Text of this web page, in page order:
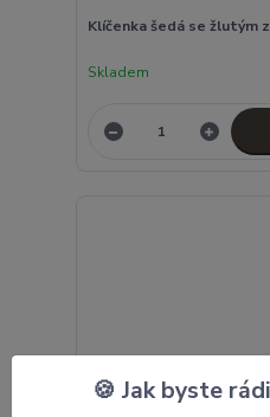
Klíčenka šedá se žlutým
Skladem
🍪 Jak byste